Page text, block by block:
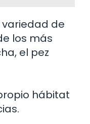
de
los más
el pez
hábitat